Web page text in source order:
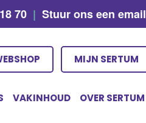
70 | Stuur ons een email
MIJN SERTUM
VAKINHOUD OVER SERTUM